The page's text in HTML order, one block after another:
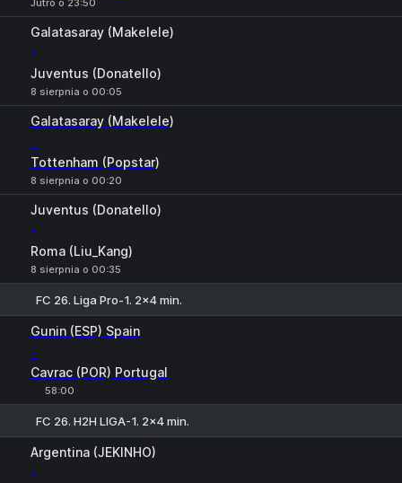
Jutro o 23:50
Galatasaray (Makelele)
-
Juventus (Donatello)
8 sierpnia o 00:05
Galatasaray (Makelele)
-
Tottenham (Popstar)
8 sierpnia o 00:20
Juventus (Donatello)
-
Roma (Liu_Kang)
8 sierpnia o 00:35
FC 26. Liga Pro-1. 2x4 min.
Gunin (ESP) Spain
-
Cavrac (POR) Portugal
58:00
FC 26. H2H LIGA-1. 2x4 min.
Argentina (JEKINHO)
-